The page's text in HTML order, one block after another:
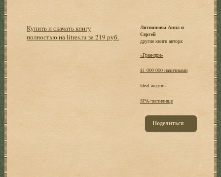
Купить и скачать книгу
полностью на litres.ru за 219 руб.
Литвиновы Анна и
Сергей
другие книги автора:
«Гран-при»
$1 000 000 наличными
Ideal жертвы
SPA-чистилище
Поделиться